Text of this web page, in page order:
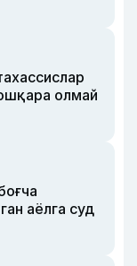
олмай
аёлга суд